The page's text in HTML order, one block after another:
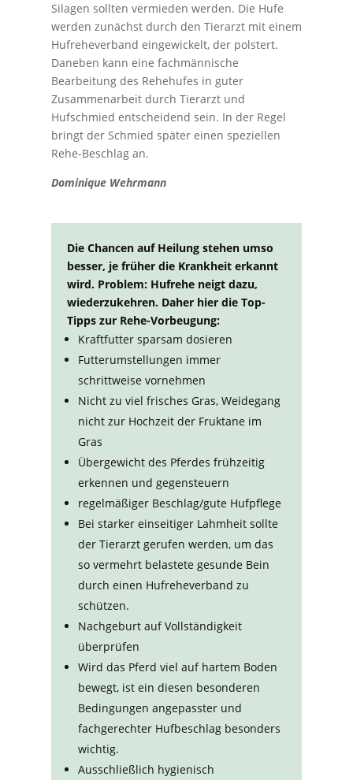
Silagen sollten vermieden werden. Die Hufe
werden zunächst durch den Tierarzt mit einem
Hufreheverband eingewickelt, der polstert.
Daneben kann eine fachmännische
Bearbeitung des Rehehufes in guter
Zusammenarbeit durch Tierarzt und
Hufschmied entscheidend sein. In der Regel
bringt der Schmied später einen speziellen
Rehe-Beschlag an.
Dominique Wehrmann
Die Chancen auf Heilung stehen umso
besser, je früher die Krankheit erkannt
wird. Problem: Hufrehe neigt dazu,
wiederzukehren. Daher hier die Top-
Tipps zur Rehe-Vorbeugung:
Kraftfutter sparsam dosieren
Futterumstellungen immer
schrittweise vornehmen
Nicht zu viel frisches Gras, Weidegang
nicht zur Hochzeit der Fruktane im
Gras
Übergewicht des Pferdes frühzeitig
erkennen und gegensteuern
regelmäßiger Beschlag/gute Hufpflege
Bei starker einseitiger Lahmheit sollte
der Tierarzt gerufen werden, um das
so vermehrt belastete gesunde Bein
durch einen Hufreheverband zu
schützen.
Nachgeburt auf Vollständigkeit
überprüfen
Wird das Pferd viel auf hartem Boden
bewegt, ist ein diesen besonderen
Bedingungen angepasster und
fachgerechter Hufbeschlag besonders
wichtig.
Ausschließlich hygienisch